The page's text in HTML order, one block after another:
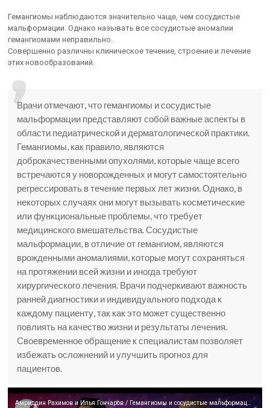
Гемангиомы наблюдаются значительно чаще, чем сосудистые
мальформации. Однако называть все сосудистые аномалии
гемангиомами неправильно.
Совершенно различны клиническое течение, строение и лечение
этих новообразований.
Врачи отмечают, что гемангиомы и сосудистые
мальформации представляют собой важные аспекты в
области педиатрической и дерматологической практики.
Гемангиомы, как правило, являются
доброкачественными опухолями, которые чаще всего
встречаются у новорожденных и могут самостоятельно
регрессировать в течение первых лет жизни. Однако, в
некоторых случаях они могут вызывать косметические
или функциональные проблемы, что требует
медицинского вмешательства. Сосудистые
мальформации, в отличие от гемангиом, являются
врожденными аномалиями, которые могут сохраняться
на протяжении всей жизни и иногда требуют
хирургического лечения. Врачи подчеркивают важность
ранней диагностики и индивидуального подхода к
каждому пациенту, так как это может существенно
повлиять на качество жизни и результаты лечения.
Своевременное обращение к специалистам позволяет
избежать осложнений и улучшить прогноз для
пациентов.
Амриддин Рахимов и Илья Гончаров / Гемангиомы и сосудистые мальформации, хирургия, кейсы и истории